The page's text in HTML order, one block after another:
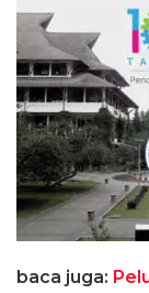
baca juga: